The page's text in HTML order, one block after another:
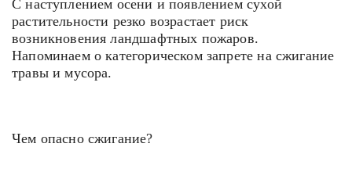
С наступлением осени и появлением сухой
растительности резко возрастает риск
возникновения ландшафтных пожаров.
Напоминаем о категорическом запрете на сжигание
травы и мусора.
Чем опасно сжигание?